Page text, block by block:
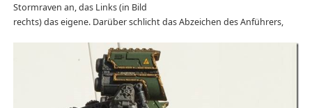
Stormraven an, das Links (in Bild
rechts) das eigene. Darüber schlicht das Abzeichen des Anführers,